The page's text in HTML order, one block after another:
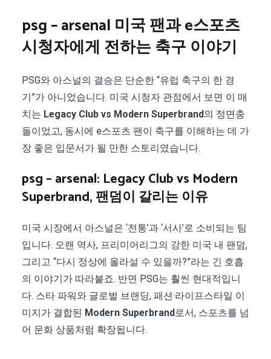
psg – arsenal 미국 팬과 e스포츠
시청자에게 전하는 축구 이야기
PSG와 아스널의 결승은 단순한 “유럽 축구의 한 경
기”가 아니었습니다. 미국 시청자 관점에서 보면 이 매
치는 Legacy Club vs Modern Superbrand의 정면충
돌이었고, 동시에 e스포츠 팬이 축구를 이해하는 데 가
장 좋은 입문서가 될 만한 스토리였습니다.
psg – arsenal: Legacy Club vs Modern
Superbrand, 팬덤이 갈리는 이유
미국 시장에서 아스널은 ‘전통’과 ‘서사’로 소비되는 팀
입니다. 오랜 역사, 프리미어리그의 강한 미국 내 팬덤,
그리고 “다시 정상에 올라설 수 있을까?”라는 긴 호흡
의 이야기가 따라붙죠. 반면 PSG는 훨씬 현대적입니
다. 스타 파워와 글로벌 브랜딩, 패션·라이프스타일 이
미지가 결합된 Modern Superbrand로서, 스포츠를 넘
어 문화 상품처럼 확장됩니다.